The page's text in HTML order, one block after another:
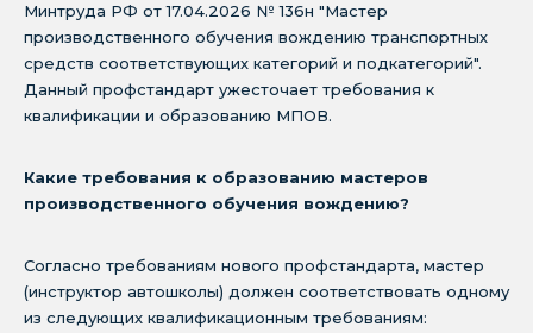
Минтруда РФ от 17.04.2026 № 136н "Мастер
производственного обучения вождению транспортных
средств соответствующих категорий и подкатегорий".
Данный профстандарт ужесточает требования к
квалификации и образованию МПОВ.
Какие требования к образованию мастеров
производственного обучения вождению?
Согласно требованиям нового профстандарта, мастер
(инструктор автошколы) должен соответствовать одному
из следующих квалификационным требованиям: